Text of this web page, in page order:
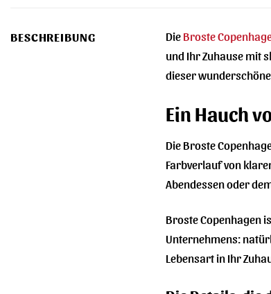
BESCHREIBUNG DieBroste
und Ihr Zuhause mit
dieser
Ein Hauch
Die Broste
Farbverlauf von
Abendessen oder
Broste Copenhagen
Unternehmens:
Lebensart in Ihr